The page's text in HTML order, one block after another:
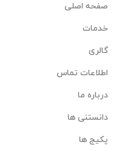
صفحه اصلی
خدمات
گالری
اطلاعات تماس
درباره ما
دانستنی ها
پکیج ها